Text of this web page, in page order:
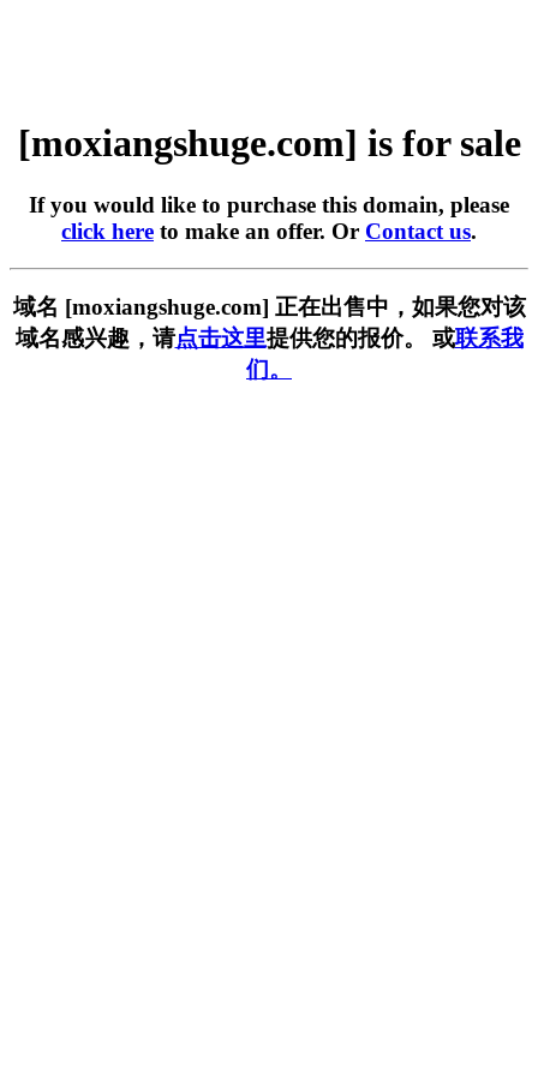
[moxiangshuge.com] is for sale
If you would like to purchase this domain, please
click here to make an offer. Or Contact us.
域名 [moxiangshuge.com] 正在出售中，如果您对该
域名感兴趣，请点击这里提供您的报价。 或联系我
们。